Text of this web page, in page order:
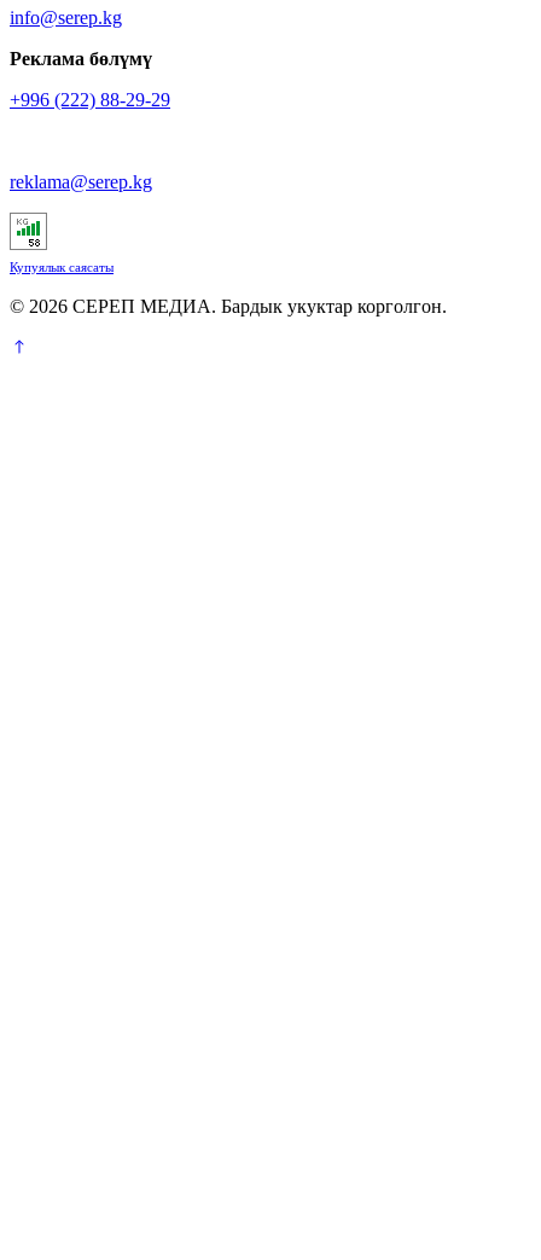
info@serep.kg
Реклама бөлүмү
+996 (222) 88-29-29
reklama@serep.kg
Купуялык саясаты
© 2026 СЕРЕП МЕДИА. Бардык укуктар корголгон.